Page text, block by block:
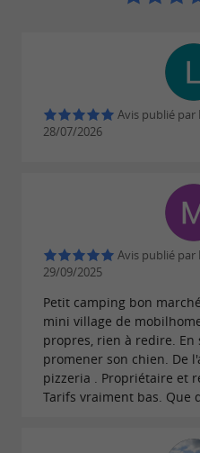
Avis publié
28/07/2026
Avis publié par
29/09/2025
Petit camping bon
mini village de
propres, rien à redire. En
promener son chien. De
pizzeria . Propriétaire et
Tarifs vraiment bas. Que